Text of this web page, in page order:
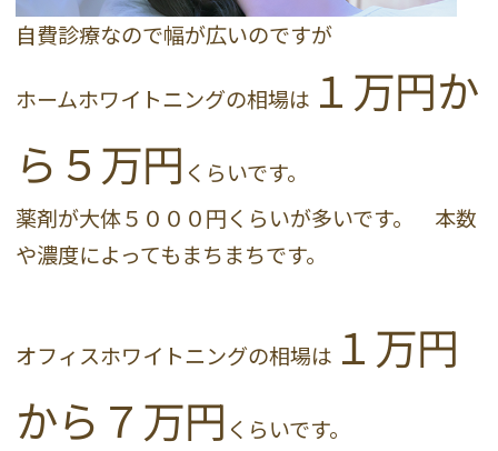
自費診療なので幅が広いのですが
ホームホワイトニングの相場は １万円か
ら５万円 くらいです。
薬剤が大体５０００円くらいが多いです。 本数
や濃度によってもまちまちです。
オフィスホワイトニングの相場は １万円
から７万円 くらいです。